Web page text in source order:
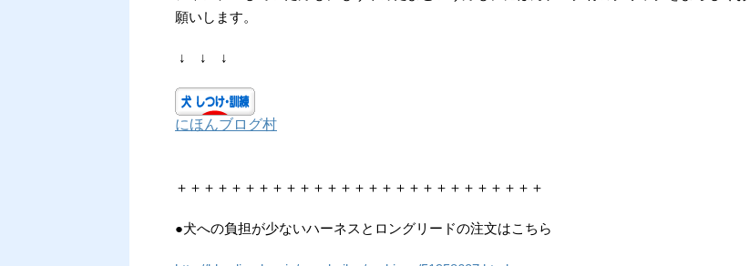
願いします。
↓ ↓ ↓
にほんブログ村
＋＋＋＋＋＋＋＋＋＋＋＋＋＋＋＋＋＋＋＋＋＋＋＋＋＋＋
●犬への負担が少ないハーネスとロングリードの注文はこちら